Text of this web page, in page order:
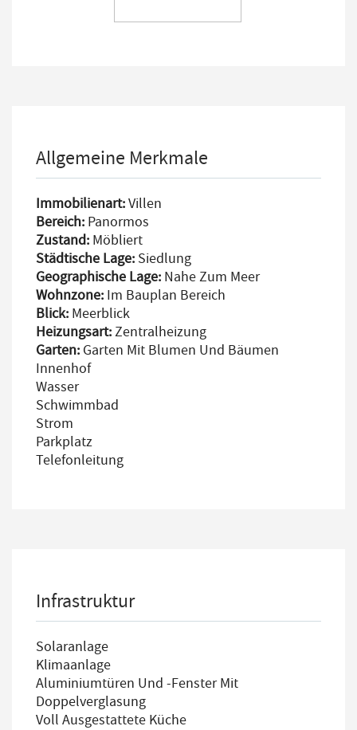
Allgemeine Merkmale
Immobilienart:Villen
Bereich: Panormos
Zustand: Möbliert
Städtische Lage: Siedlung
Geographische Lage: Nahe Zum Meer
Wohnzone: Im Bauplan Bereich
Blick: Meerblick
Heizungsart:Zentralheizung
Garten: Garten Mit Blumen Und Bäumen
Innenhof
Wasser
Schwimmbad
Strom
Parkplatz
Telefonleitung
Infrastruktur
Solaranlage
Klimaanlage
Aluminiumtüren Und -fenster Mit
Doppelverglasung
Voll Ausgestattete Küche